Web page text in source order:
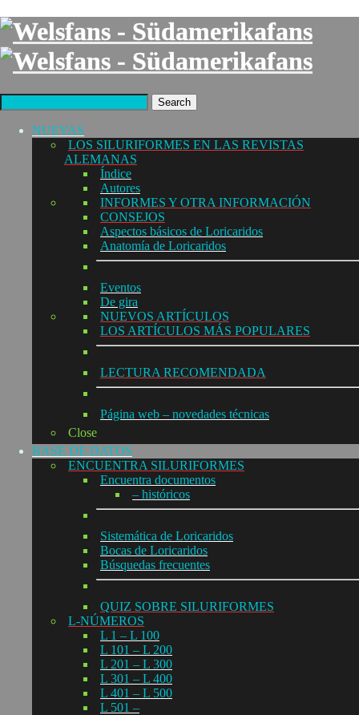
Search
NUEVAS
LOS SILURIFORMES EN LAS REVISTAS
ALEMANAS
Índice
Autores
INFORMES Y OTRA INFORMACIÓN
CONSEJOS
Aspectos básicos de Loricaridos
Anatomía de Loricaridos
Eventos
De gira
NUEVOS ARTÍCULOS
LOS ARTÍCULOS MÁS POPULARES
LECTURA RECOMENDADA
Página web – novedades técnicas
Close
BASE DE DATOS
ENCUENTRA SILURIFORMES
Encuentra documentos
– históricos
Sistemática de Loricaridos
Bocas de Loricaridos
Búsquedas frecuentes
QUIZ SOBRE SILURIFORMES
L-NÚMEROS
L 1 – L 100
L 101 – L 200
L 201 – L 300
L 301 – L 400
L 401 – L 500
L 501 –